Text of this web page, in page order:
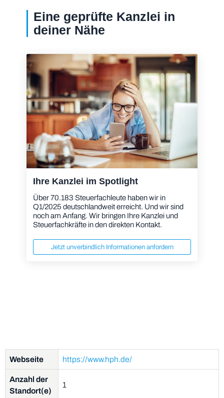
Eine geprüfte Kanzlei in
deiner Nähe
Ihre Kanzlei im Spotlight
Über 70.183 Steuerfachleute haben wir in
Q1/2025 deutschlandweit erreicht. Und wir sind
noch am Anfang. Wir bringen Ihre Kanzlei und
Steuerfachkräfte in den direkten Kontakt.
Jetzt unverbindlich Informationen anfordern
Webseite https://www.hph.de/
Anzahl der
Standort(e)
1